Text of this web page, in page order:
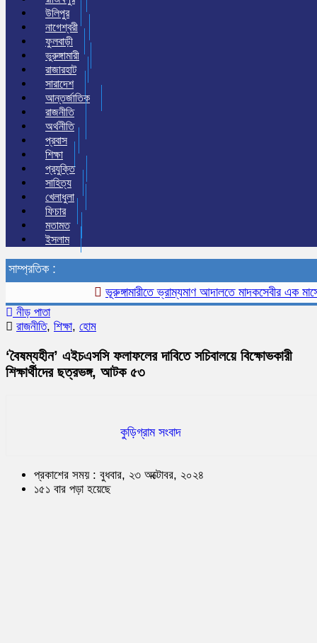
উলিপুর
নাগেশ্বরী
ফুলবাড়ী
ভুরুঙ্গামারী
রাজারহাট
সারাদেশ
আন্তর্জাতিক
রাজনীতি
অর্থনীতি
প্রবাস
শিক্ষা
প্রযুক্তি
সাহিত্য
খেলাধুলা
ফিচার
মতামত
ইসলাম
সাম্প্রতিক :
ভূরুঙ্গামারীতে ভ্রাম্যমাণ আদালতে মাদকসেবীর এক মাসের
নীড় পাতা
রাজনীতি, শিক্ষা, হোম
‘বৈষম্যহীন’ এইচএসসি ফলাফলের দাবিতে সচিবালয়ে বিক্ষোভকারী
শিক্ষার্থীদের ছত্রভঙ্গ, আটক ৫৩
কুড়িগ্রাম সংবাদ
প্রকাশের সময় : বুধবার, ২৩ অক্টোবর, ২০২৪
১৫১ বার পড়া হয়েছে